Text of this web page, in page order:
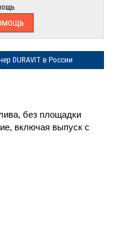
DURAVIT в России
без площадки
включая выпуск с